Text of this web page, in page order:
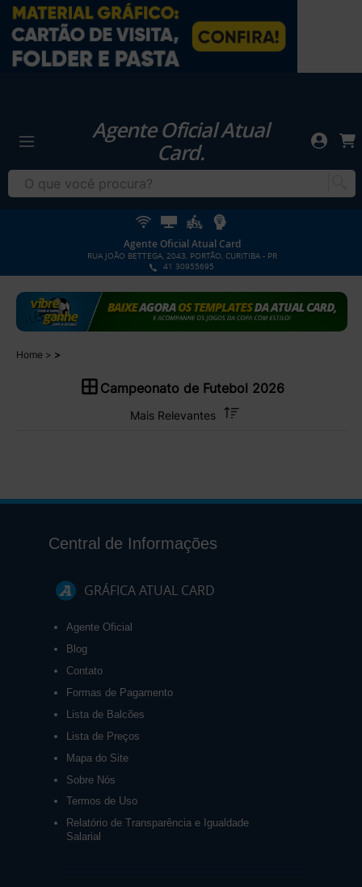
Agente Oficial Atual
Card.
Agente Oficial Atual Card
RUA JOÃO BETTEGA, 2043, PORTÃO, CURITIBA - PR
41 30955695
Home
Campeonato de Futebol 2026
Central de Informações
GRÁFICA ATUAL CARD
Agente Oficial
Blog
Contato
Formas de Pagamento
Lista de Balcões
Lista de Preços
Mapa do Site
Sobre Nós
Termos de Uso
Relatório de Transparência e Igualdade
Salarial